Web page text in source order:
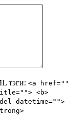
тэги: <a href=""
<b>
datetime="">